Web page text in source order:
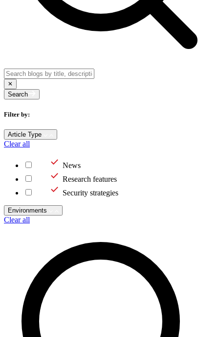
Search
Filter by:
Article Type
Clear all
News
Research features
Security strategies
Environments
Clear all